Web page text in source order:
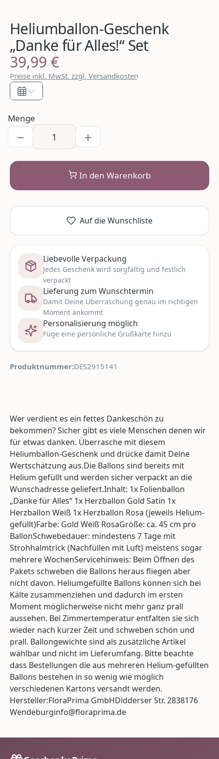
Heliumballon-Geschenk
„Danke für Alles!“ Set
Regulärer Preis:
39,99 €
Preise inkl. MwSt. zzgl. Versandkosten
Menge
In den Warenkorb
Auf die Wunschliste
Liebevolle Verpackung
Jedes Geschenk wird sorgfältig und festlich
verpackt
Lieferung zum Wunschtermin
Damit Deine Überraschung genau im richtigen
Moment ankommt
Personalisierung möglich
Füge eine persönliche Grußkarte hinzu
Produktnummer:DES2915141
Wer verdient es ein fettes Dankeschön zu
bekommen? Sicher gibt es viele Menschen denen wir
für etwas danken. Überrasche mit diesem
Heliumballon-Geschenk und drücke damit Deine
Wertschätzung aus.Die Ballons sind bereits mit
Helium gefüllt und werden sicher verpackt an die
Wunschadresse geliefert.Inhalt: 1x Folienballon
„Danke für Alles“ 1x Herzballon Gold Satin 1x
Herzballon Weiß 1x Herzballon Rosa (jeweils Helium-
gefüllt)Farbe: Gold Weiß RosaGröße: ca. 45 cm pro
BallonSchwebedauer: mindestens 7 Tage mit
Strohhalmtrick (Nachfüllen mit Luft) meistens sogar
mehrere WochenServicehinweis: Beim Öffnen des
Pakets schweben die Ballons heraus fliegen aber
nicht davon. Heliumgefüllte Ballons können sich bei
Kälte zusammenziehen und dadurch im ersten
Moment möglicherweise nicht mehr ganz prall
aussehen. Bei Zimmertemperatur entfalten sie sich
wieder nach kurzer Zeit und schweben schön und
prall. Ballongewichte sind als zusätzliche Artikel
wählbar und nicht im Lieferumfang. Bitte beachte
dass Bestellungen die aus mehreren Helium-gefüllten
Ballons bestehen in so wenig wie möglich
verschiedenen Kartons versandt werden.
Hersteller:FloraPrima GmbHDidderser Str. 2838176
Wendeburginfo@floraprima.de